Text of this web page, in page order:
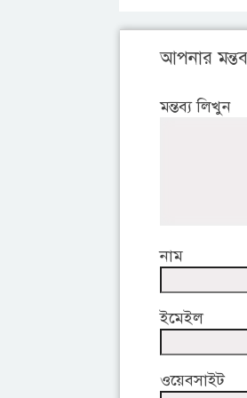
আপনার
মন্তব্য লিখুন
নাম
ইমেইল
ওয়েবসাইট